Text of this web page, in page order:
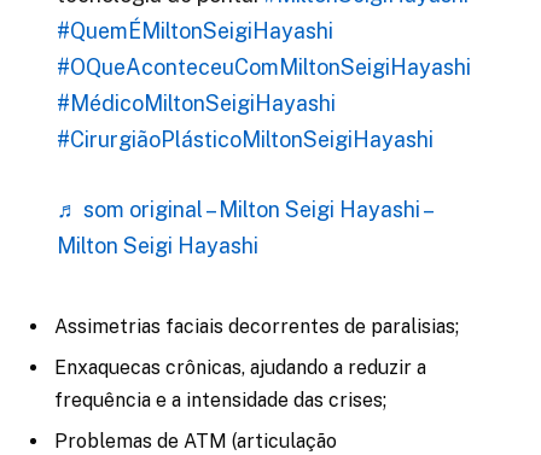
#QuemÉMiltonSeigiHayashi
#OQueAconteceuComMiltonSeigiHayashi
#MédicoMiltonSeigiHayashi
#CirurgiãoPlásticoMiltonSeigiHayashi
♬ som original – Milton Seigi Hayashi –
Milton Seigi Hayashi
Assimetrias faciais decorrentes de paralisias;
Enxaquecas crônicas, ajudando a reduzir a
frequência e a intensidade das crises;
Problemas de ATM (articulação